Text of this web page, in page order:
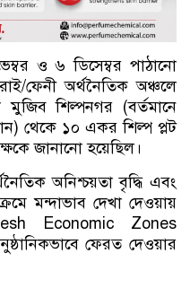
ও ৬ ডিসেম্বর পাঠানো
ফেনী অর্থনৈতিক অঞ্চলে
মুজিব শিল্পনগর (বর্তমানে
থেকে ১০ একর শিল্প প্লট
জানানো হয়েছিল।
অনিশ্চয়তা বৃদ্ধি এবং
মন্দাভাব দেখা দেওয়ায়
Economic Zones
ফেরত দেওয়ার